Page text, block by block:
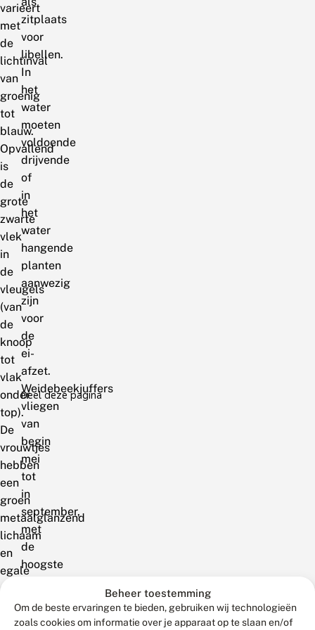
Beheer toestemming
Om de beste ervaringen te bieden, gebruiken wij technologieën
zoals cookies om informatie over je apparaat op te slaan en/of
varieert
met
de
lichtinval
van
groenig
tot
blauw.
Opvallend
is
de
grote
zwarte
vlek
in
de
vleugels
(van
de
knoop
tot
vlak
onder
top).
De
vrouwtjes
hebben
een
groen
metaalglanzend
lichaam
en
egale
groen
tot
groenbruinige
zitplaats
voor
libellen.
In
het
water
moeten
voldoende
drijvende
of
in
het
water
hangende
planten
aanwezig
zijn
voor
de
ei-
afzet.
Weidebeekjuffers
vliegen
van
begin
mei
tot
in
september,
met
de
hoogste
midden
Deel deze pagina